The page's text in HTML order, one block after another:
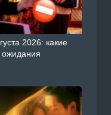
2026: какие